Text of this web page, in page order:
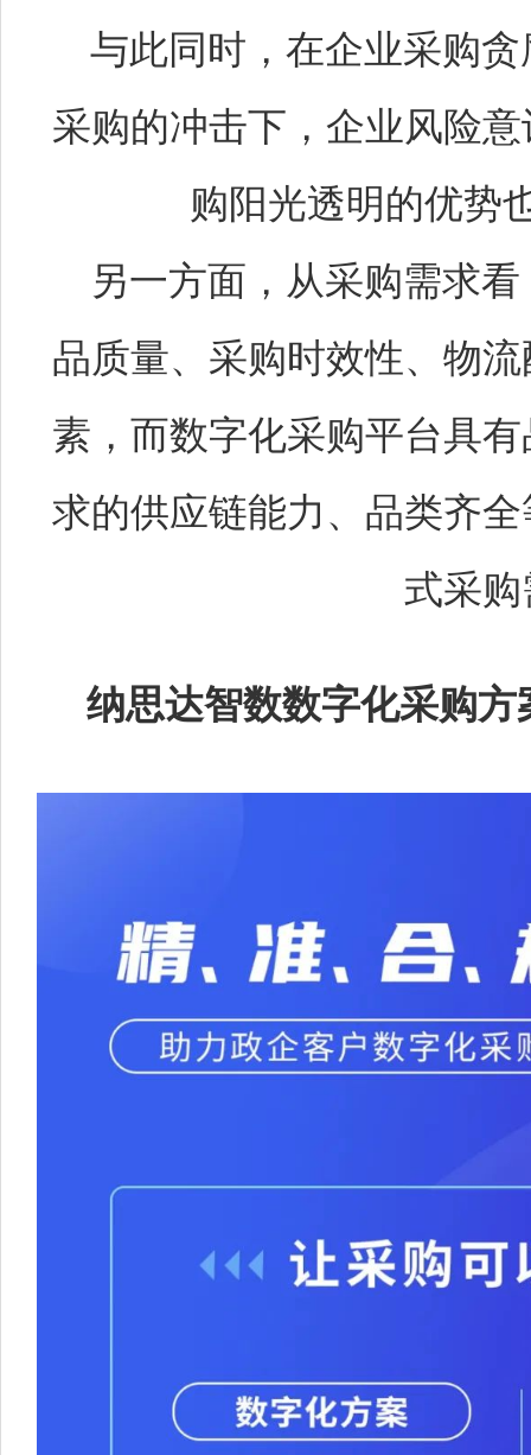
与此同时，在企业采购
采购的冲击下，企业风险
购阳光透明的优势
另一方面，从采购需求
品质量、采购时效性、物
素，而数字化采购平台具
求的供应链能力、品类齐
式采
纳思达智数数字化采购